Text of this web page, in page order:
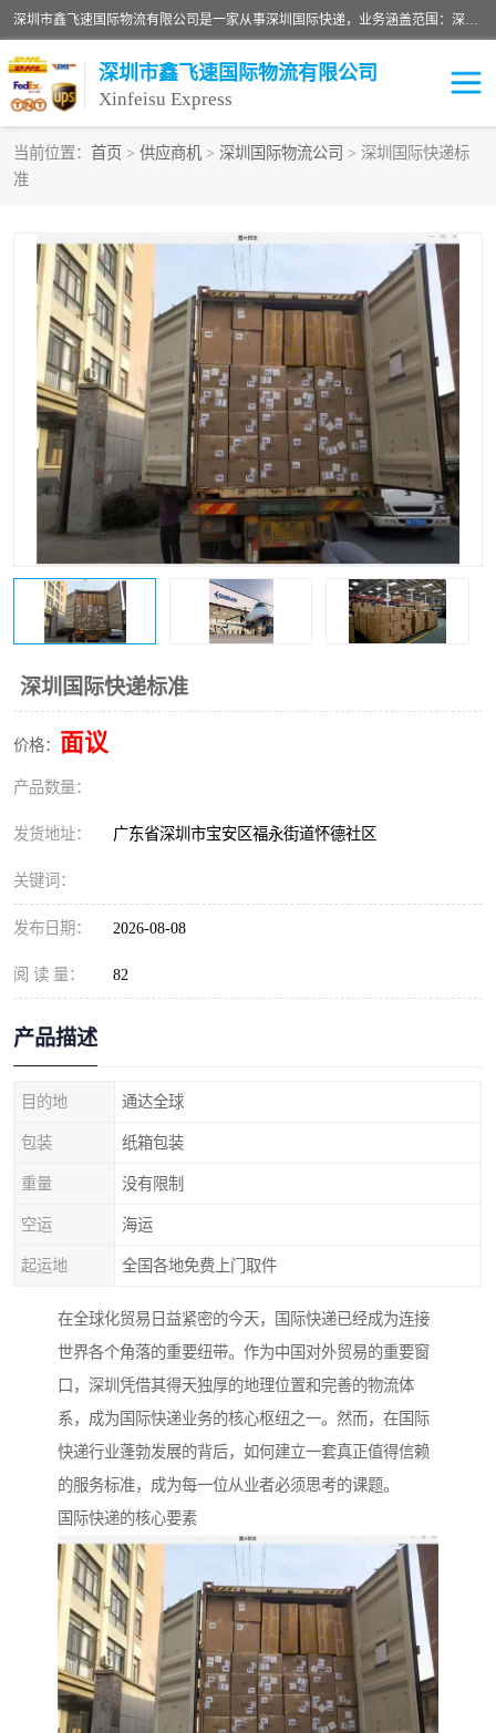
深圳市鑫飞速国际物流有限公司是一家从事深圳国际快递，业务涵盖范围：深圳DHL国际快递、深圳国际快递公司、深圳国际物流公司、深圳国际快递、深圳DHL国际快递电话可拨打全国服务热线：15019287411。欢迎各位亲来人来电到我司洽谈合作。
深圳市鑫飞速国际物流有限公司
Xinfeisu Express
当前位置： 首页 > 供应商机 > 深圳国际物流公司 > 深圳国际快递标
准
深圳国际快递标准
价格： 面议
产品数量：
发货地址： 广东省深圳市宝安区福永街道怀德社区
关键词：
发布日期： 2026-08-08
阅 读 量： 82
产品描述
目的地 通达全球
包装 纸箱包装
重量 没有限制
空运 海运
起运地 全国各地免费上门取件
在全球化贸易日益紧密的今天，国际快递已经成为连接
世界各个角落的重要纽带。作为中国对外贸易的重要窗
口，深圳凭借其得天独厚的地理位置和完善的物流体
系，成为国际快递业务的核心枢纽之一。然而，在国际
快递行业蓬勃发展的背后，如何建立一套真正值得信赖
的服务标准，成为每一位从业者必须思考的课题。
国际快递的核心要素
俄罗斯快递 巴西快递
深圳DHL国际快递 伊朗快递
UPS国际快递 深圳国际快递公司
深圳国际物流公司 深圳国际快递电话
DHL国际快递电话 深圳国际快递
新能源电池出口物流